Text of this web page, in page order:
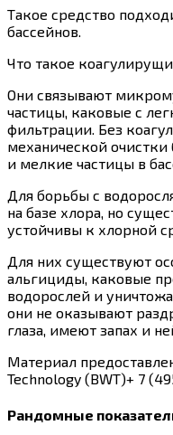
Такое средство
бассейнов.
Что такое
Они связывают
частицы, каковые с
фильтрации. Без
механической очистки
и мелкие частицы в
Для борьбы с
на базе хлора, но
устойчивы к хлорной
Для них существуют
альгициды, каковые
водорослей и
они не оказывают
глаза, имеют запах и
Материал
Technology (BWT)+ 7
Рандомные